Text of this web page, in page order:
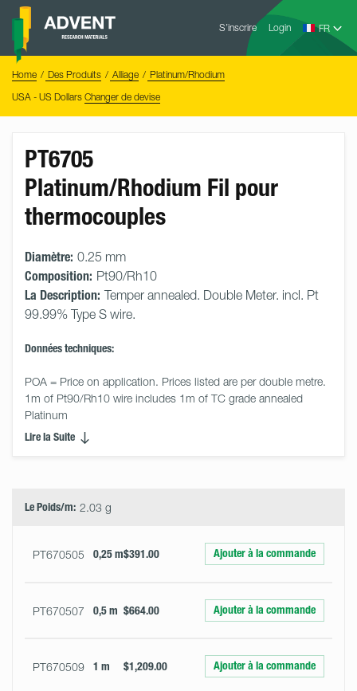
Skip
content
S’inscrire Login
Advent
Home Des Produits Alliage
Platinum/Rhodium
USA - US Dollars Changer de devise
PT6705
Platinum/Rhodium Fil pour
thermocouples
Diamètre: 0.25 mm
Composition: Pt90/Rh10
La Description: Temper annealed. Double Meter. incl. Pt
99.99% Type S wire.
Données techniques:
POA = Price on application. Prices listed are per double metre.
1m of Pt90/Rh10 wire includes 1m of TC grade annealed
Platinum
Lire la Suite
Le Poids/m: 2.03 g
PT670505 0,25 m$391.00 Ajouter à la commande
PT670507 0,5 m $664.00 Ajouter à la commande
PT670509 1 m $1,209.00 Ajouter à la commande